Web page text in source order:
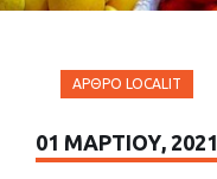
ΆΡΘΡΟ LOCALIT
01 ΜΑΡΤΊΟΥ, 2021